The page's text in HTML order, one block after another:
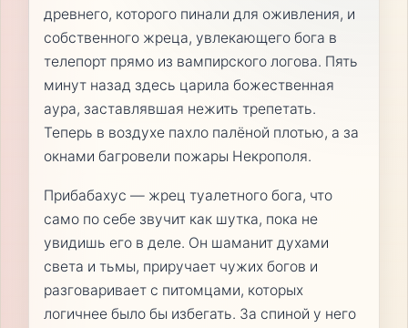
древнего, которого пинали для оживления, и
собственного жреца, увлекающего бога в
телепорт прямо из вампирского логова. Пять
минут назад здесь царила божественная
аура, заставлявшая нежить трепетать.
Теперь в воздухе пахло палёной плотью, а за
окнами багровели пожары Некрополя.
Прибабахус — жрец туалетного бога, что
само по себе звучит как шутка, пока не
увидишь его в деле. Он шаманит духами
света и тьмы, приручает чужих богов и
разговаривает с питомцами, которых
логичнее было бы избегать. За спиной у него